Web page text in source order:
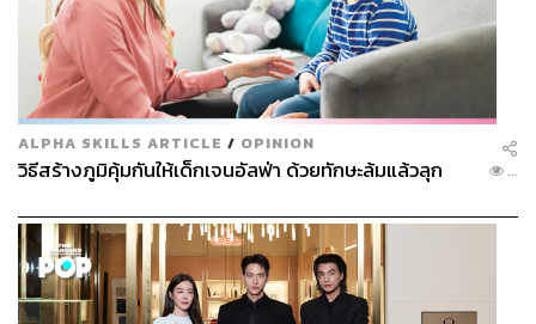
ALPHA SKILLS ARTICLE / OPINION
วิธีสร้างภูมิคุ้มกันให้เด็กเจนอัลฟ่า ด้วยทักษะล้มแล้วลุก ...